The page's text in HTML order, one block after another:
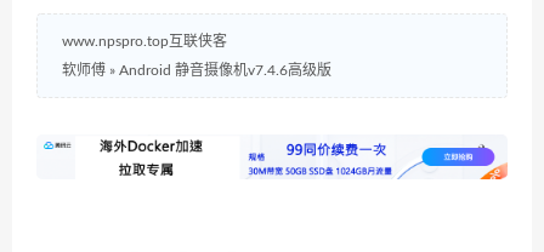
www.npspro.top互联侠客
软师傅 » Android 静音摄像机v7.4.6高级版